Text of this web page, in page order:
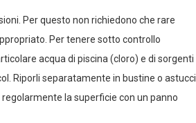
Per questo non richiedono che rare
Per tenere sotto controllo
acqua di piscina (cloro) e di sorgenti
Riporli separatamente in bustine o astucci
la superficie con un panno